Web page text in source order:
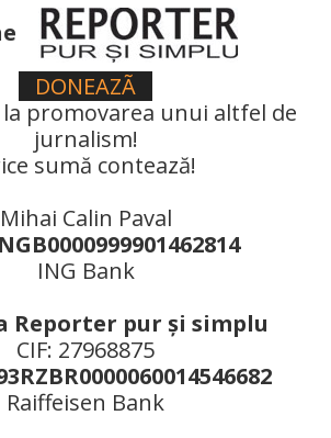
DONEAZÃ
promovarea unui altfel de
jurnalism!
sumă contează!
Mihai Calin Paval
ING Bank
Reporter pur şi simplu
CIF: 27968875
Raiffeisen Bank